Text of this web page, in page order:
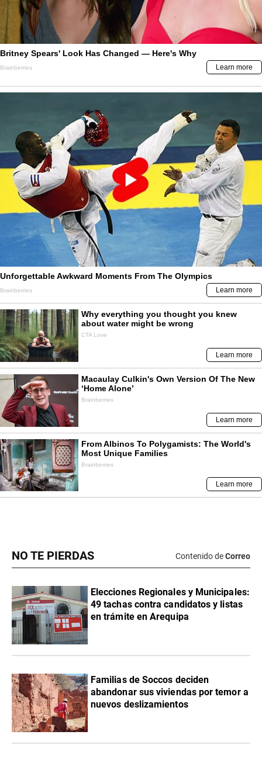
NO TE PIERDAS Contenido deCorreo
Elecciones Regionales y Municipales:
49 tachas contra candidatos y listas
en trámite en Arequipa
Familias de Soccos deciden
abandonar sus viviendas por temor a
nuevos deslizamientos